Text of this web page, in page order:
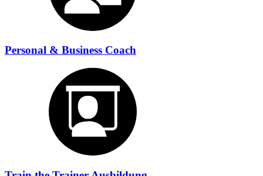
Personal & Business Coach